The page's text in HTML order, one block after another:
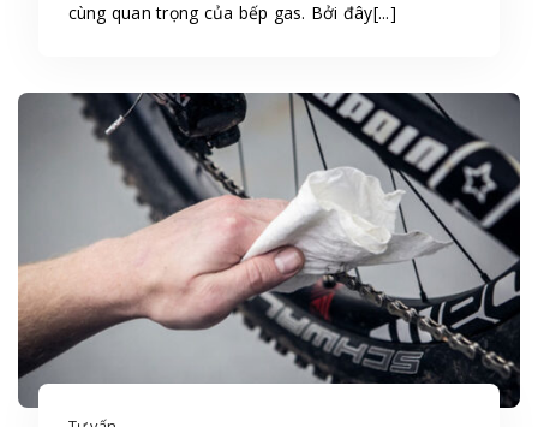
cùng quan trọng của bếp gas. Bởi đây[...]